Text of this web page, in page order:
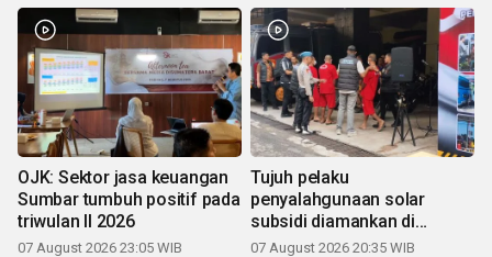
OJK: Sektor jasa keuangan
Sumbar tumbuh positif pada
triwulan II 2026
07 August 2026 23:05 WIB
Tujuh pelaku
penyalahgunaan solar
subsidi diamankan di
Sumbar
07 August 2026 20:35 WIB